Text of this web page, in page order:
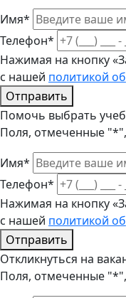
Имя*
Телефон*
Нажимая на кнопку
с нашей политикой
Отправить
Помочь выбрать
Поля, отмеченные
Имя*
Телефон*
Нажимая на кнопку
с нашей политикой
Отправить
Откликнуться на
Поля, отмеченные